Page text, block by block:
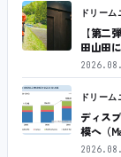
ドリーム
【第二
田山田
ドリーム
ディス
模へ（